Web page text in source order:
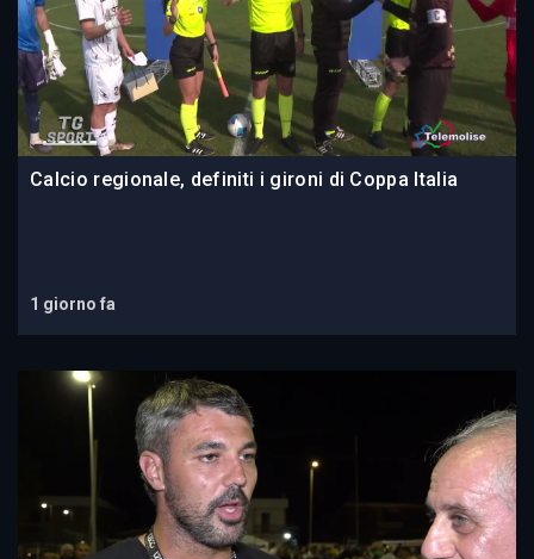
Calcio regionale, definiti i gironi di Coppa Italia
1 giorno fa